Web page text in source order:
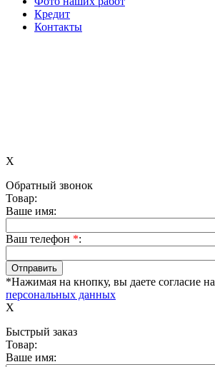
Кредит
Контакты
X
Обратный звонок
Товар:
Ваше имя:
Ваш телефон *:
*Нажимая на кнопку, вы даете согласие на
персональных данных
X
Быстрый заказ
Товар:
Ваше имя: